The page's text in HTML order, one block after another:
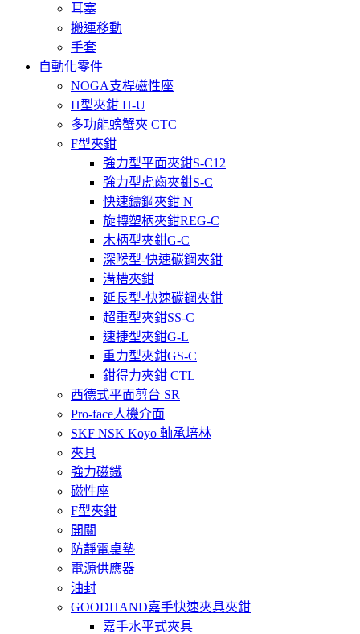
耳塞
搬運移動
手套
自動化零件
NOGA支桿磁性座
H型夾鉗 H-U
多功能螃蟹夾 CTC
F型夾鉗
強力型平面夾鉗S-C12
強力型虎齒夾鉗S-C
快速鑄鋼夾鉗 N
旋轉塑柄夾鉗REG-C
木柄型夾鉗G-C
深喉型-快速碳鋼夾鉗
溝槽夾鉗
延長型-快速碳鋼夾鉗
超重型夾鉗SS-C
速捷型夾鉗G-L
重力型夾鉗GS-C
鉗得力夾鉗 CTL
西德式平面剪台 SR
Pro-face人機介面
SKF NSK Koyo 軸承培林
夾具
強力磁鐵
磁性座
F型夾鉗
開關
防靜電桌墊
電源供應器
油封
GOODHAND嘉手快速夾具夾鉗
嘉手水平式夾具